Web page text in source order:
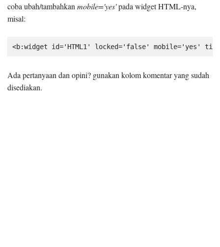
coba ubah/tambahkan mobile='yes'pada widget HTML-nya,
misal:
Ada pertanyaan dan opini? gunakan kolom komentar yang sudah
disediakan.